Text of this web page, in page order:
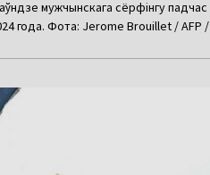
мужчынскага сёрфінгу падчас
года. Фота: Jerome Brouillet / AFP /